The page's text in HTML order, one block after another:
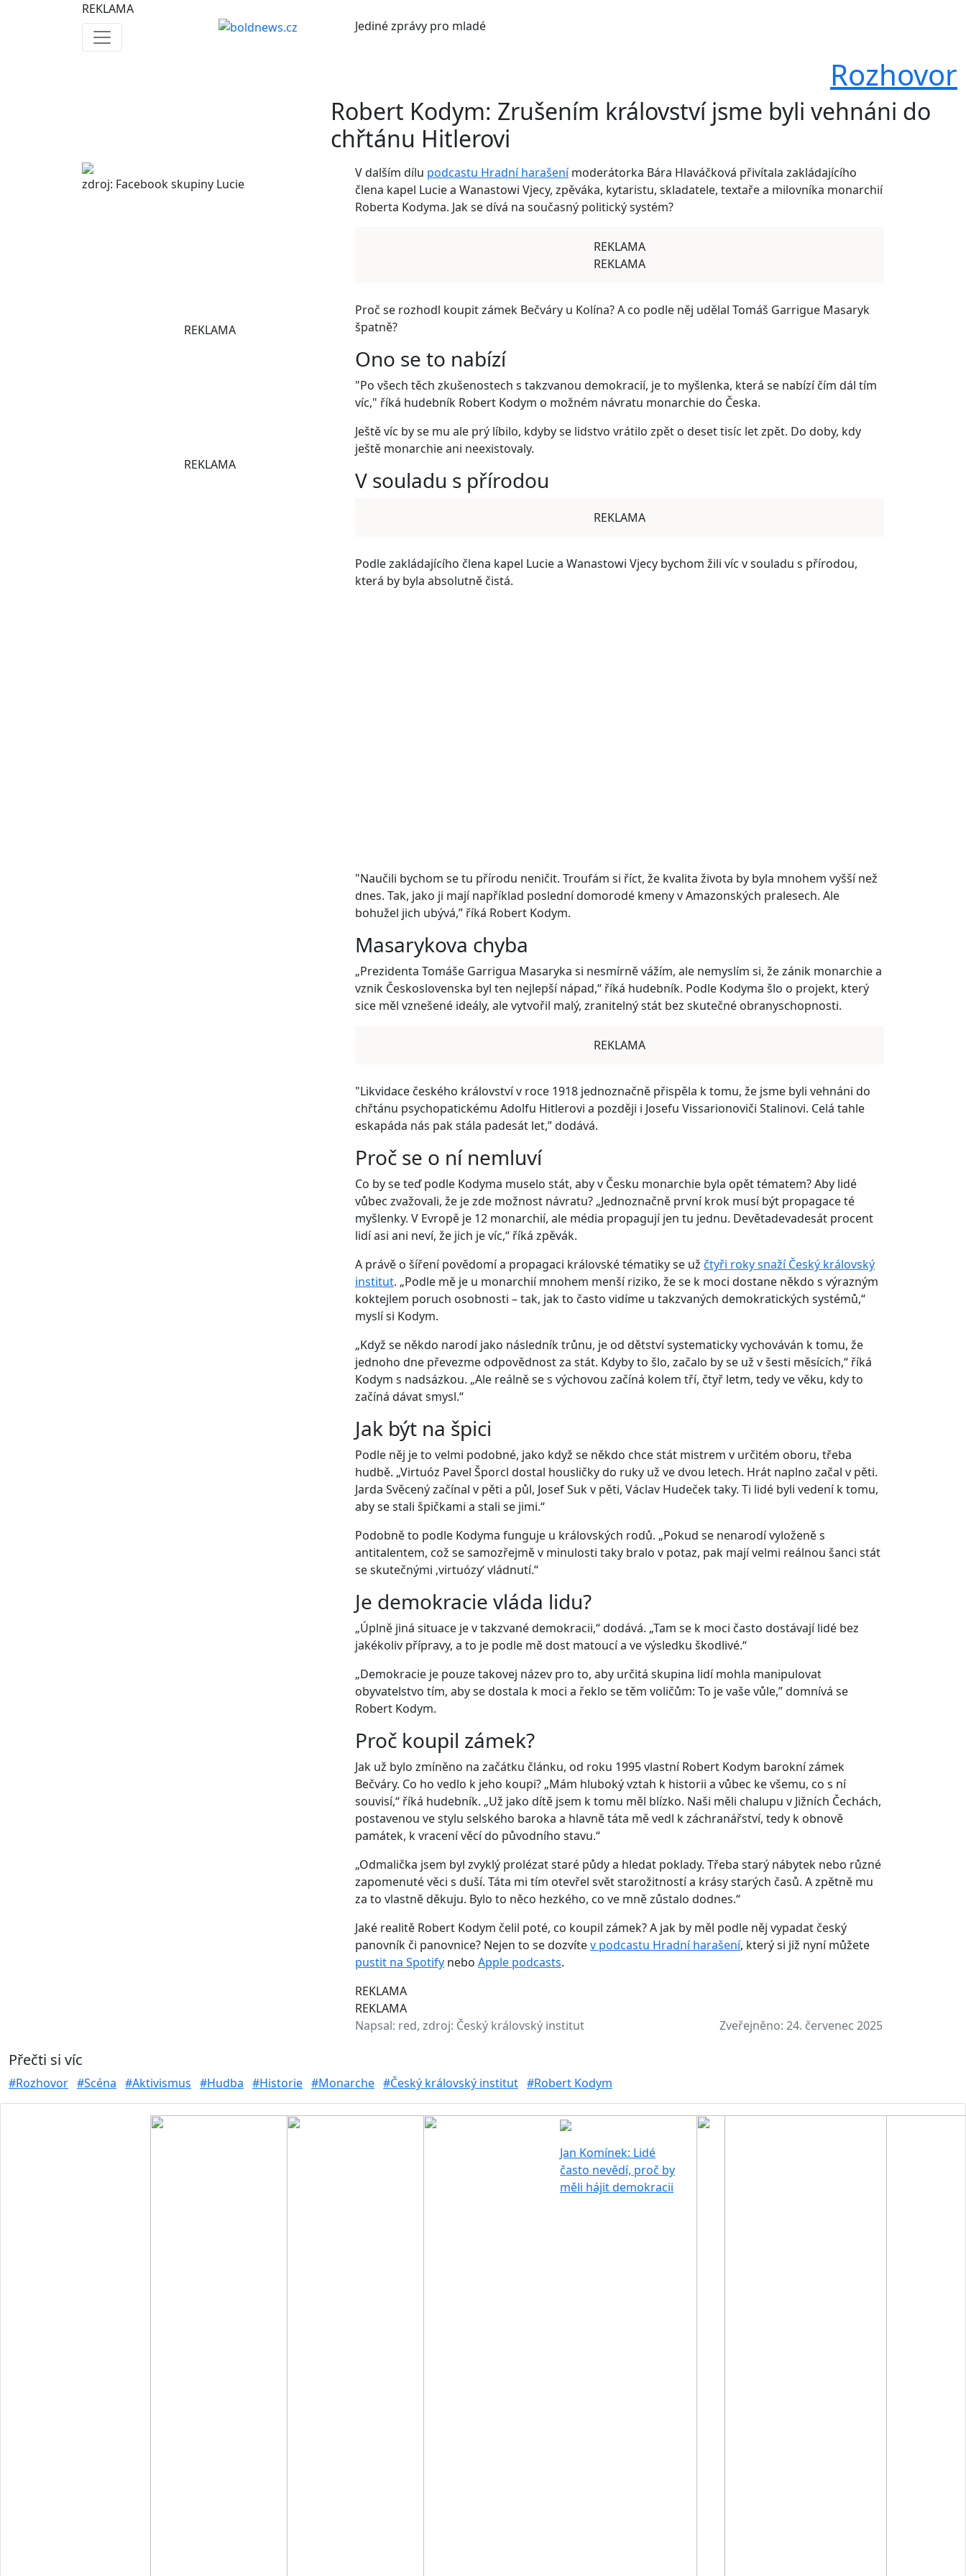
REKLAMA
Jedinézprávy pro mladé
Rozhovor
Robert Kodym: Zrušením království jsme byli vehnáni do
chřtánu Hitlerovi
zdroj: Facebook skupiny Lucie
REKLAMA
REKLAMA
V dalším dílu podcastu Hradní harašenímoderátorka Bára Hlaváčková přivítala zakládajícího
člena kapel Lucie a Wanastowi Vjecy, zpěváka, kytaristu, skladatele, textaře a milovníka monarchií
Roberta Kodyma. Jak se dívá na současný politický systém?
REKLAMA
REKLAMA
Proč se rozhodl koupit zámek Bečváry u Kolína? A co podle něj udělal Tomáš Garrigue Masaryk
špatně?
Ono se to nabízí
"Po všech těch zkušenostech s takzvanou demokracií, je to myšlenka, která se nabízí čím dál tím
víc," říká hudebník Robert Kodym o možném návratu monarchie do Česka.
Ještě víc by se mu ale prý líbilo, kdyby se lidstvo vrátilo zpět o deset tisíc let zpět. Do doby, kdy
ještě monarchie ani neexistovaly.
V souladu s přírodou
REKLAMA
Podle zakládajícího člena kapel Lucie a Wanastowi Vjecy bychom žili víc v souladu s přírodou,
která by byla absolutně čistá.
"Naučili bychom se tu přírodu neničit. Troufám si říct, že kvalita života by byla mnohem vyšší než
dnes. Tak, jako ji mají například poslední domorodé kmeny v Amazonských pralesech. Ale
bohužel jich ubývá,” říká Robert Kodym.
Masarykova chyba
„Prezidenta Tomáše Garrigua Masaryka si nesmírně vážím, ale nemyslím si, že zánik monarchie a
vznik Československa byl ten nejlepší nápad,“ říká hudebník. Podle Kodyma šlo o projekt, který
sice měl vznešené ideály, ale vytvořil malý, zranitelný stát bez skutečné obranyschopnosti.
REKLAMA
"Likvidace českého království v roce 1918 jednoznačně přispěla k tomu, že jsme byli vehnáni do
chřtánu psychopatickému Adolfu Hitlerovi a později i Josefu Vissarionoviči Stalinovi. Celá tahle
eskapáda nás pak stála padesát let,” dodává.
Proč se o ní nemluví
Co by se teď podle Kodyma muselo stát, aby v Česku monarchie byla opět tématem? Aby lidé
vůbec zvažovali, že je zde možnost návratu? „Jednoznačně první krok musí být propagace té
myšlenky. V Evropě je 12 monarchií, ale média propagují jen tu jednu. Devětadevadesát procent
lidí asi ani neví, že jich je víc,“ říká zpěvák.
A právě o šíření povědomí a propagaci královské tématiky se už čtyři roky snaží Český královský
institut. „Podle mě je u monarchií mnohem menší riziko, že se k moci dostane někdo s výrazným
koktejlem poruch osobnosti – tak, jak to často vidíme u takzvaných demokratických systémů,“
myslí si Kodym.
„Když se někdo narodí jako následník trůnu, je od dětství systematicky vychováván k tomu, že
jednoho dne převezme odpovědnost za stát. Kdyby to šlo, začalo by se už v šesti měsících,“ říká
Kodym s nadsázkou. „Ale reálně se s výchovou začíná kolem tří, čtyř letm, tedy ve věku, kdy to
začíná dávat smysl.“
Jak být na špici
Podle něj je to velmi podobné, jako když se někdo chce stát mistrem v určitém oboru, třeba
hudbě. „Virtuóz Pavel Šporcl dostal housličky do ruky už ve dvou letech. Hrát naplno začal v pěti.
Jarda Svěcený začínal v pěti a půl, Josef Suk v pěti, Václav Hudeček taky. Ti lidé byli vedení k tomu,
aby se stali špičkami a stali se jimi.“
Podobně to podle Kodyma funguje u královských rodů. „Pokud se nenarodí vyloženě s
antitalentem, což se samozřejmě v minulosti taky bralo v potaz, pak mají velmi reálnou šanci stát
se skutečnými ‚virtuózy‘ vládnutí.“
Je demokracie vláda lidu?
„Úplně jiná situace je v takzvané demokracii,“ dodává. „Tam se k moci často dostávají lidé bez
jakékoliv přípravy, a to je podle mě dost matoucí a ve výsledku škodlivé.“
„Demokracie je pouze takovej název pro to, aby určitá skupina lidí mohla manipulovat
obyvatelstvo tím, aby se dostala k moci a řeklo se těm voličům: To je vaše vůle,” domnívá se
Robert Kodym.
Proč koupil zámek?
Jak už bylo zmíněno na začátku článku, od roku 1995 vlastní Robert Kodym barokní zámek
Bečváry. Co ho vedlo k jeho koupi? „Mám hluboký vztah k historii a vůbec ke všemu, co s ní
souvisí,“ říká hudebník. „Už jako dítě jsem k tomu měl blízko. Naši měli chalupu v Jižních Čechách,
postavenou ve stylu selského baroka a hlavně táta mě vedl k záchranářství, tedy k obnově
památek, k vracení věcí do původního stavu.“
„Odmalička jsem byl zvyklý prolézat staré půdy a hledat poklady. Třeba starý nábytek nebo různé
zapomenuté věci s duší. Táta mi tím otevřel svět starožitností a krásy starých časů. A zpětně mu
za to vlastně děkuju. Bylo to něco hezkého, co ve mně zůstalo dodnes.“
Jaké realitě Robert Kodym čelil poté, co koupil zámek? A jak by měl podle něj vypadat český
panovník či panovnice? Nejen to se dozvítev podcastu Hradní harašení, který si již nyní můžete
pustit na Spotify nebo Apple podcasts.
REKLAMA
REKLAMA
Napsal: red, zdroj: Český královský institut Zveřejněno: 24. červenec 2025
Přečti si víc
#Rozhovor #Scéna #Aktivismus #Hudba #Historie #Monarche #Český královský institut #Robert Kodym
Jan Komínek: Lidé
často nevědí, proč by
měli hájit demokracii